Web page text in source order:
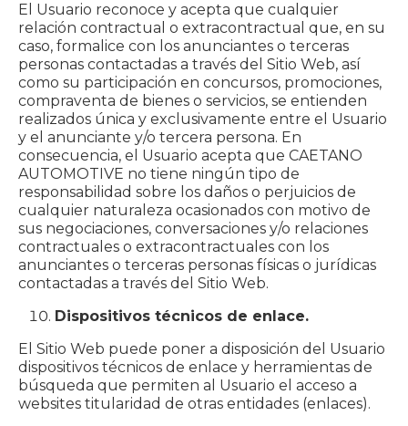
El Usuario reconoce y acepta que cualquier
relación contractual o extracontractual que, en su
caso, formalice con los anunciantes o terceras
personas contactadas a través del Sitio Web, así
como su participación en concursos, promociones,
compraventa de bienes o servicios, se entienden
realizados única y exclusivamente entre el Usuario
y el anunciante y/o tercera persona. En
consecuencia, el Usuario acepta que CAETANO
AUTOMOTIVE no tiene ningún tipo de
responsabilidad sobre los daños o perjuicios de
cualquier naturaleza ocasionados con motivo de
sus negociaciones, conversaciones y/o relaciones
contractuales o extracontractuales con los
anunciantes o terceras personas físicas o jurídicas
contactadas a través del Sitio Web.
Dispositivos técnicos de enlace.
El Sitio Web puede poner a disposición del Usuario
dispositivos técnicos de enlace y herramientas de
búsqueda que permiten al Usuario el acceso a
websites titularidad de otras entidades (enlaces).